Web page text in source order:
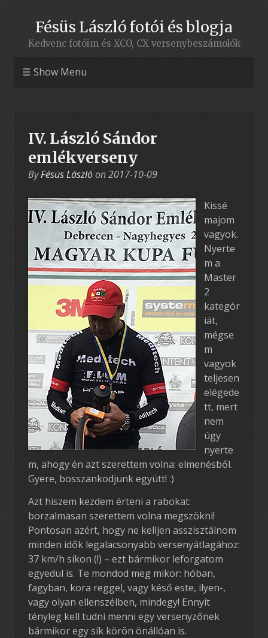
Fésüs László fotói és blogja
Kedvenc fotóim és XCO, CX versenybeszámolók
Show Menu
IV. László Sándor
emlékverseny
ByFésüs Lászlóon2017-10-09
Kissé
majom
vagyok.
Nyerte
m a
Master
2
kategór
iát,
mégse
m
vagyok
teljesen
elégede
tt, mert
nem
úgy
nyerte
m, ahogy én azt szerettem volna: elmenésből.
Gyere, bosszankodjunk együtt! :)
Azt hiszem kezdem érteni a rabokat:
borzalmasan szerettem volna megszökni!
Pontosan azért, hogy ne kelljen asszisztálnom
minden idők legalacsonyabb versenyátlagához:
37 km/h síkon (!) – ezt bármikor leforgatom
egyedül is. Te mondod meg mikor: hóban,
fagyban, kora reggel, vagy késő este, ilyen-,
vagy olyan ellenszélben, mindegy! Ennyit
tényleg kell tudni menni egy versenyzőnek
bármikor egy sík körön önállóan is.